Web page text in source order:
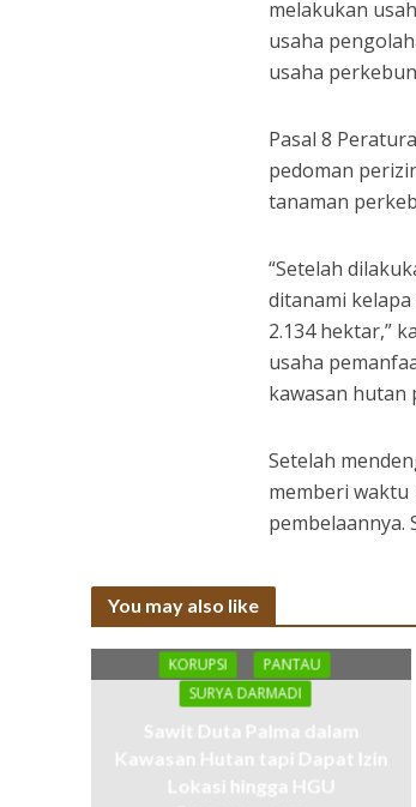
melakukan
usaha
usaha
Pasal 8
pedoman
tanaman
“Setelah
ditanami
2.134 hektar,”
usaha
kawasan hutan
Setelah
memberi waktu
pembelaannya.
You may also like
KORUPSI
PANTAU
SURYA DARMADI
Sawit Duta Palma dalam
Kawasan Hutan tapi Dapat Izin
Lokasi hingga HGU